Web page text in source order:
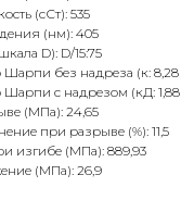
(сСт): 535
(нм): 405
D): D/15:75
Шарпи без надреза (к: 8,28
Шарпи c надрезом (кД: 1,88
(МПа): 24,65
при разрыве (%): 11,5
изгибе (МПа): 889,93
(МПа): 26,9